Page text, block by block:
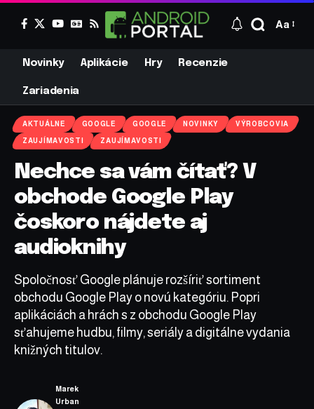
Aa
Novinky Aplikácie Hry Recenzie
Zariadenia
AKTUÁLNE GOOGLE GOOGLE NOVINKY VÝROBCOVIA
ZAUJÍMAVOSTI ZAUJÍMAVOSTI
Nechce sa vám čítať? V
obchode Google Play
čoskoro nájdete aj
audioknihy
Spoločnosť Google plánuje rozšíriť sortiment
obchodu Google Play o novú kategóriu. Popri
aplikáciách a hrách s z obchodu Google Play
sťahujeme hudbu, filmy, seriály a digitálne vydania
knižných titulov.
Marek
Urban